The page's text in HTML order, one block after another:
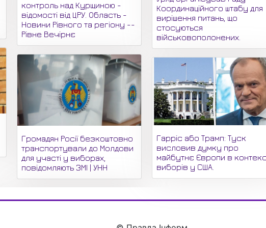
контроль над Курщиною -
відомості від ЦРУ. Область -
Новини Рівного та регіону --
Рівне Вечірнє
Громадян Росії безкоштовно
транспортували до Молдови
для участі у виборах,
повідомляють ЗМІ | УНН
Координаційного штабу для
вирішення питань, що
стосуються
військовополонених.
Гарріс або Трамп: Туск
висловив думку про
майбутнє Європи в
виборів у США.